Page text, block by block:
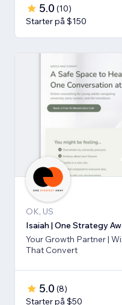
5.0 (10)
Starter på $150
OK, US
Isaiah | One Strategy
Your Growth Partner |
That Convert
5.0 (8)
Starter på $50